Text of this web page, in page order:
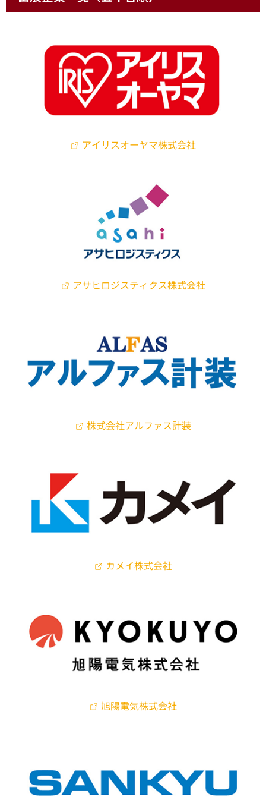
アイリスオーヤマ株式会社
アサヒロジスティクス株式会社
株式会社アルファス計装
カメイ株式会社
旭陽電気株式会社